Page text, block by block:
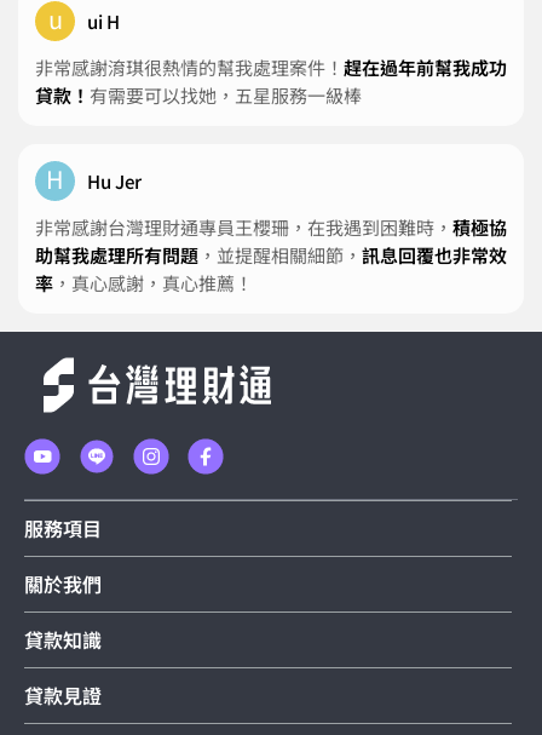
u
ui H
非常感謝淯琪很熱情的幫我處理案件！ 趕在過年前幫我成功
貸款！ 有需要可以找她，五星服務一級棒
H
Hu Jer
非常感謝台灣理財通專員王櫻珊，在我遇到困難時， 積極協
助幫我處理所有問題 ，並提醒相關細節， 訊息回覆也非常效
率 ，真心感謝，真心推薦！
服務項目
關於我們
貸款知識
貸款見證